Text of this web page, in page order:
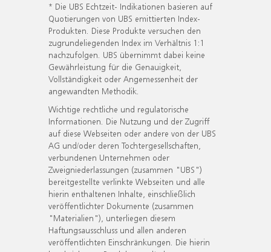
* Die UBS Echtzeit- Indikationen basieren auf
Quotierungen von UBS emittierten Index-
Produkten. Diese Produkte versuchen den
zugrundeliegenden Index im Verhältnis 1:1
nachzufolgen. UBS übernimmt dabei keine
Gewährleistung für die Genauigkeit,
Vollständigkeit oder Angemessenheit der
angewandten Methodik.
Wichtige rechtliche und regulatorische
Informationen. Die Nutzung und der Zugriff
auf diese Webseiten oder andere von der UBS
AG und/oder deren Tochtergesellschaften,
verbundenen Unternehmen oder
Zweigniederlassungen (zusammen "UBS")
bereitgestellte verlinkte Webseiten und alle
hierin enthaltenen Inhalte, einschließlich
veröffentlichter Dokumente (zusammen
"Materialien"), unterliegen diesem
Haftungsausschluss und allen anderen
veröffentlichten Einschränkungen. Die hierin